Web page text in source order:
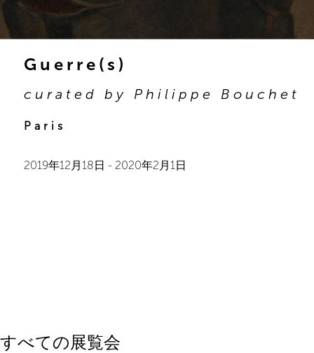
Guerre(s)
curated by Philippe Bouchet
Paris
2019年12月18日 - 2020年2月1日
すべての展覧会